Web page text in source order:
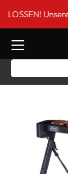
springen
Unsere
Home